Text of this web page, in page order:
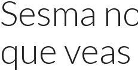
Sesma
que veas